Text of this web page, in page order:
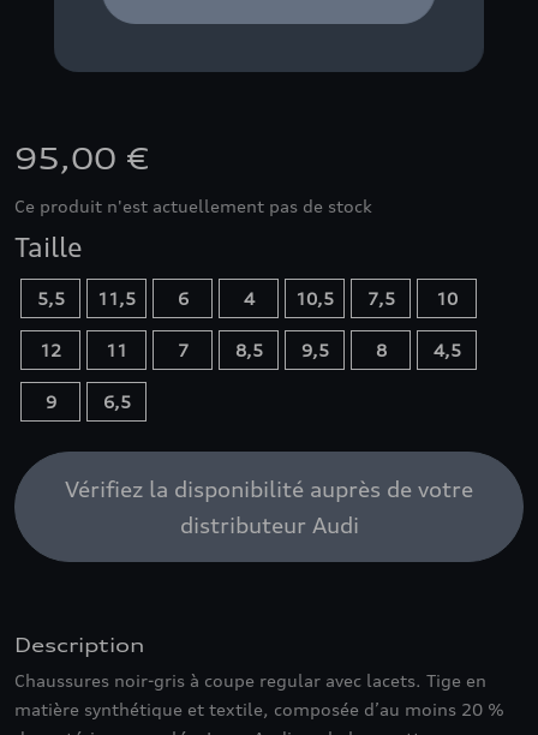
95,00 €
Ce produit n'est actuellement pas de stock
Taille
5,5 11,5 6 4 10,5 7,5 10
12 11 7 8,5 9,5 8 4,5
9 6,5
Vérifiez la disponibilité auprès de votre
distributeur Audi
Description
Chaussures noir-gris à coupe regular avec lacets. Tige en
matière synthétique et textile, composée d’au moins 20 %